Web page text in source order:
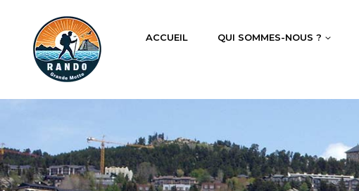
ACCUEIL QUI SOMMES-NOUS ?